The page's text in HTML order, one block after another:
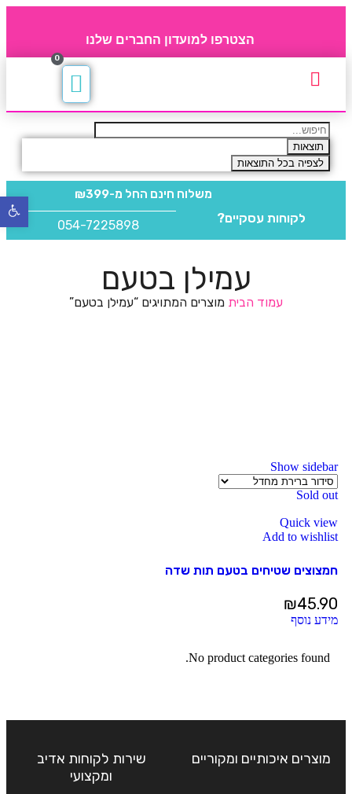
הצטרפו למועדון החברים שלנו
0
תוצאות
לצפיה בכל התוצאות
משלוח חינם החל מ-₪399
לקוחות עסקיים? 054-7225898
עמילן בטעם
עמוד הבית מוצרים המתויגים “עמילן בטעם”
Show sidebar
Sold out
Quick view
Add to wishlist
חמצוצים שטיחים בטעם תות שדה
₪45.90
מידע נוסף
No product categories found.
מוצרים איכותיים ומקוריים
שירות לקוחות אדיב
ומקצועי
פתח